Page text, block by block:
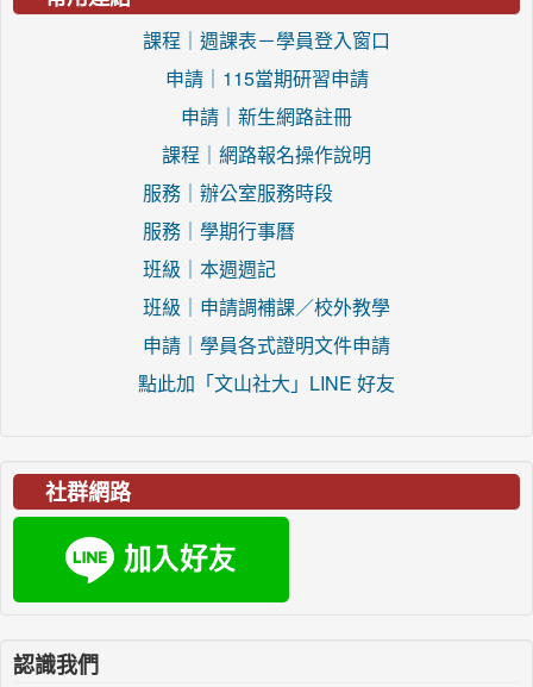
課程｜週課表－學員登入窗口
申請｜115當期研習申請
申請｜新生網路註冊
課程｜網路報名操作說明
服務｜辦公室服務時段
服務｜學期行事曆
班級｜本週週記
班級｜申請調補課／校外教學
申請｜學員各式證明文件申請
點此加「文山社大」LINE 好友
社群網路
認識我們